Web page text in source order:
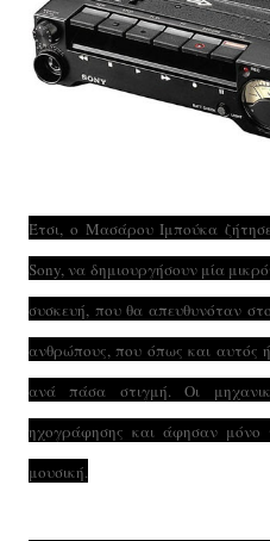
Έτσι, ο Μασάρου Ιμπούκα
Sony, να δημιουργήσουν μία
συσκευή, που θα απευθυνόταν
ανθρώπους, που όπως και αυτός
ανά πάσα στιγμή. Οι
ηχογράφησης και άφησαν
μουσική.